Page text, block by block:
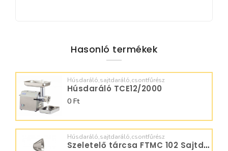
Hasonló termékek
Húsdaráló,sajtdaráló,csontfűrész
Húsdaráló TCE12/2000
0 Ft
Húsdaráló,sajtdaráló,csontfűrész
Szeletelő tárcsa FTMC 102 Sajtdarálóhoz CN1